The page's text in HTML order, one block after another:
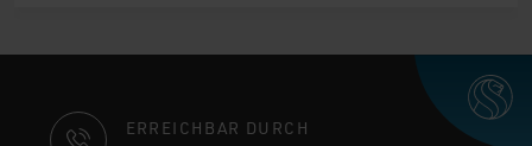
KONTAKTINFORMATIONEN
ERREICHBAR DURCH